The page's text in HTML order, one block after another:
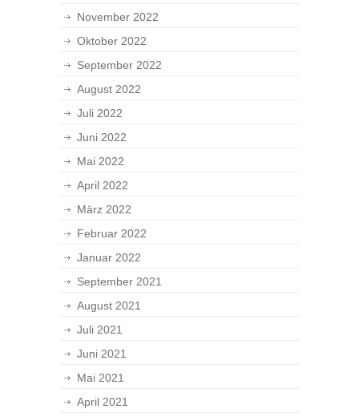
November 2022
Oktober 2022
September 2022
August 2022
Juli 2022
Juni 2022
Mai 2022
April 2022
März 2022
Februar 2022
Januar 2022
September 2021
August 2021
Juli 2021
Juni 2021
Mai 2021
April 2021